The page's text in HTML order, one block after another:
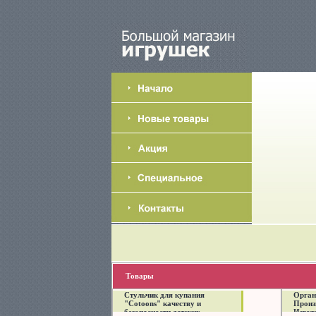
Товары
Стульчик для купания
"Cotoons" качеству и
безопасности детских